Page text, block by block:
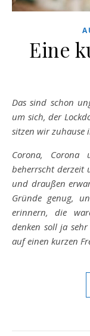
Eine
Das sind schon ungewöhnliche Zeiten: eine Pandemie greift
um sich, der
sitzen wir zuhause
Corona,
beherrscht derzeit
und draußen
Gründe genug,
erinnern, die
denken soll ja
auf einen kurzen